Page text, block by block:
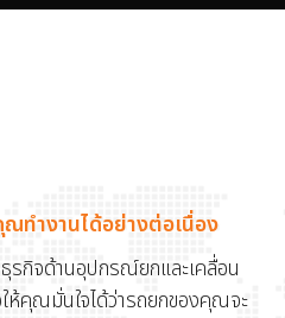
ทำงานได้อย่างต่อเนื่อง
รกิจด้านอุปกรณ์ยกและเคลื่อน
ห้คุณมั่นใจได้ว่ารถยกของคุณจะ